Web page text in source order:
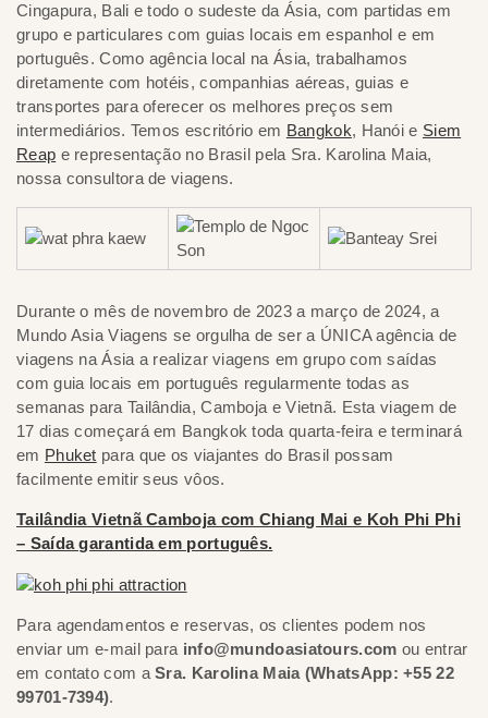
Cingapura, Bali e todo o sudeste da Ásia, com partidas em
grupo e particulares com guias locais em espanhol e em
português. Como agência local na Ásia, trabalhamos
diretamente com hotéis, companhias aéreas, guias e
transportes para oferecer os melhores preços sem
intermediários. Temos escritório em Bangkok, Hanói e Siem
Reap e representação no Brasil pela Sra. Karolina Maia,
nossa consultora de viagens.
Durante o mês de novembro de 2023 a março de 2024, a
Mundo Asia Viagens se orgulha de ser a ÚNICA agência de
viagens na Ásia a realizar viagens em grupo com saídas
com guia locais em português regularmente todas as
semanas para Tailândia, Camboja e Vietnã. Esta viagem de
17 dias começará em Bangkok toda quarta-feira e terminará
em Phuket para que os viajantes do Brasil possam
facilmente emitir seus vôos.
Tailândia Vietnã Camboja com Chiang Mai e Koh Phi Phi
– Saída garantida em português.
Para agendamentos e reservas, os clientes podem nos
enviar um e-mail para info@mundoasiatours.com ou entrar
em contato com aSra. Karolina Maia (WhatsApp: +55 22
99701-7394).